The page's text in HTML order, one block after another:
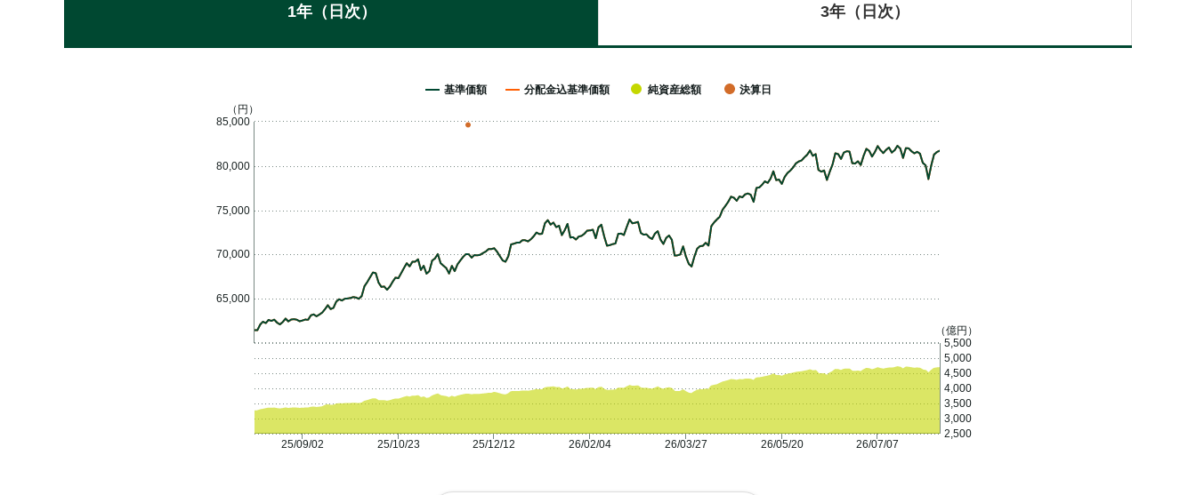
1年（日次） 3年（日次）
（円）
（億円）
基準価額 分配金込基準価額 純資産総額 決算日
65,000
70,000
75,000
80,000
85,000
3,000
4,000
5,000
2,500
3,500
4,500
5,500
25/09/02 25/10/23 25/12/12 26/02/04 26/03/27 26/05/20 26/07/07